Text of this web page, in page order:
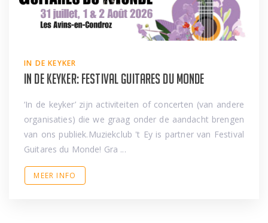
IN DE KEYKER
In de keyker: Festival Guitares du Monde
‘In de keyker’ zijn activiteiten of concerten (van andere
organisaties) die we graag onder de aandacht brengen
van ons publiek.Muziekclub 't Ey is partner van Festival
Guitares du Monde! Gra ...
MEER INFO